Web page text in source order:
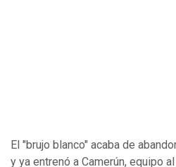
El "brujo blanco" acaba de
y ya entrenó a Camerún, equipo